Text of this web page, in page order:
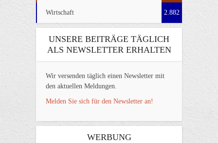
Wirtschaft 2.882
UNSERE BEITRÄGE TÄGLICH
ALS NEWSLETTER ERHALTEN
Wir versenden täglich einen Newsletter mit
den aktuellen Meldungen.
Melden Sie sich für den Newsletter an!
WERBUNG